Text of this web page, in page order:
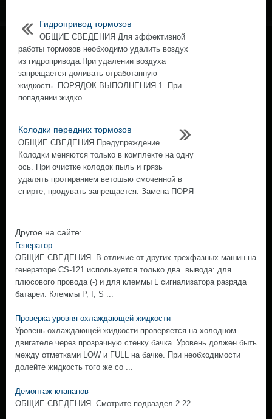
Гидропривод тормозов
ОБЩИЕ СВЕДЕНИЯ Для эффективной
работы тормозов необходимо удалить воздух
из гидропривода.При удалении воздуха
запрещается доливать отработанную
жидкость. ПОРЯДОК ВЫПОЛНЕНИЯ 1. При
попадании жидко ...
Колодки передних тормозов
ОБЩИЕ СВЕДЕНИЯ Предупреждение
Колодки меняются только в комплекте на одну
ось. При очистке колодок пыль и грязь
удалять протиранием ветошью смоченной в
спирте, продувать запрещается. Замена ПОРЯ
...
Другое на сайте:
Генератор
ОБЩИЕ СВЕДЕНИЯ. В отличие от других трехфазных машин на
генераторе CS-121 используется только два. вывода: для
плюсового провода (-) и для клеммы L сигнализатора разряда
батареи. Клеммы Р, I, S ...
Проверка уровня охлаждающей жидкости
Уровень охлаждающей жидкости проверяется на холодном
двигателе через прозрачную стенку бачка. Уровень должен быть
между отметками LOW и FULL на бачке. При необходимости
долейте жидкость того же со ...
Демонтаж клапанов
ОБЩИЕ СВЕДЕНИЯ. Смотрите подраздел 2.22. ...